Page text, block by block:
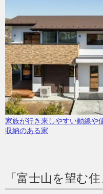
家族が行き来しやすい動線や
収納のある家
「富士山を望む